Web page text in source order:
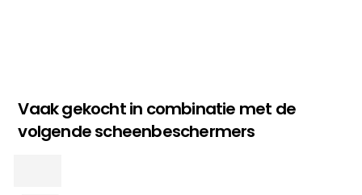
Vaak gekocht in combinatie met de
volgende scheenbeschermers